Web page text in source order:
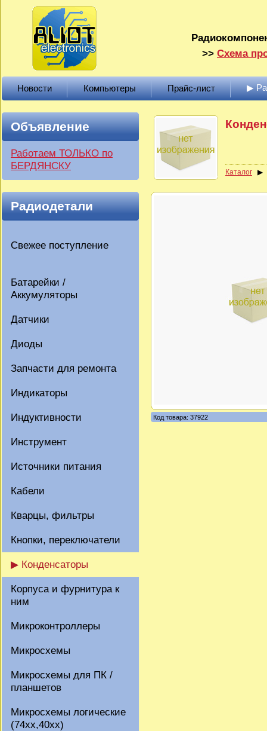
>> Схема
Новости Компьютеры Прайс-лист ▶
Объявление
Работаем ТОЛЬКО по
БЕРДЯНСКУ
Радиодетали
Свежее поступление
Батарейки /
Аккумуляторы
Датчики
Диоды
Запчасти для ремонта
Индикаторы
Индуктивности
Инструмент
Источники питания
Кабели
Кварцы, фильтры
Кнопки, переключатели
▶ Конденсаторы
Корпуса и фурнитура к
ним
Микроконтроллеры
Микросхемы
Микросхемы для ПК /
планшетов
Микросхемы логические
(74xx,40xx)
Каталог
Код товара: 37922